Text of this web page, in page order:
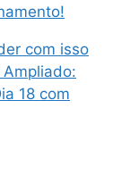
com isso
18 com